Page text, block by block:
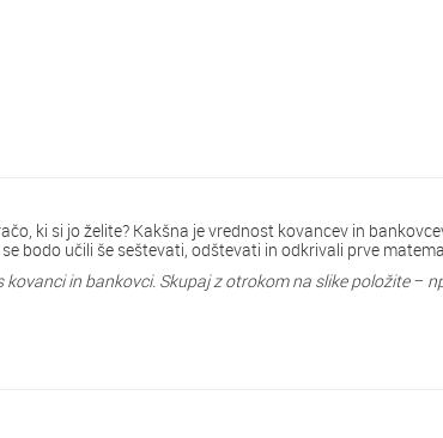
ki si jo želite? Kakšna je vrednost kovancev in
bodo učili še seštevati, odštevati in odkrivali prve
in bankovci. Skupaj z otrokom na slike položite −